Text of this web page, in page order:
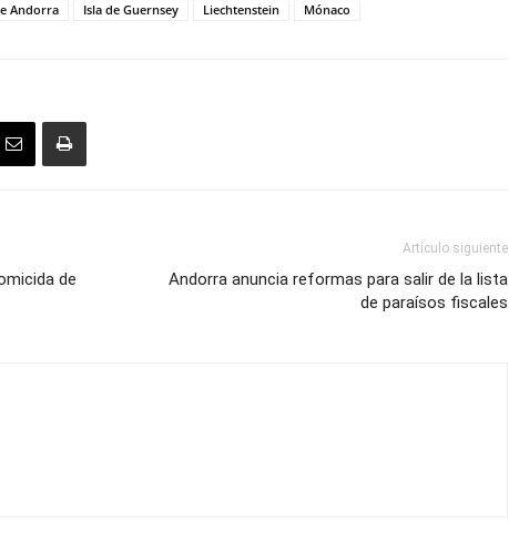
Andorra Isla de Guernsey Liechtenstein Mónaco
de
Artículo siguiente
Andorra anuncia reformas para salir de la lista
de paraísos fiscales